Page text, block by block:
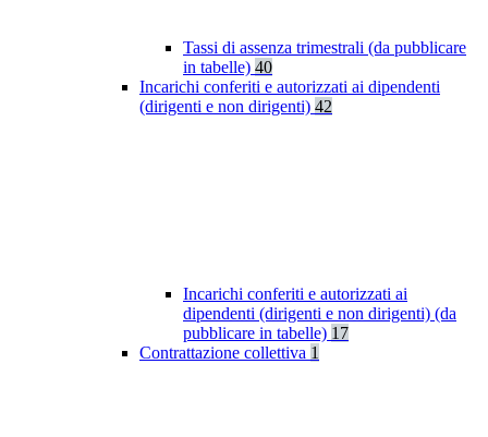
Tassi di assenza trimestrali (da pubblicare
in tabelle) 40
Incarichi conferiti e autorizzati ai dipendenti
(dirigenti e non dirigenti) 42
Incarichi conferiti e autorizzati ai
dipendenti (dirigenti e non dirigenti) (da
pubblicare in tabelle) 17
Contrattazione collettiva 1